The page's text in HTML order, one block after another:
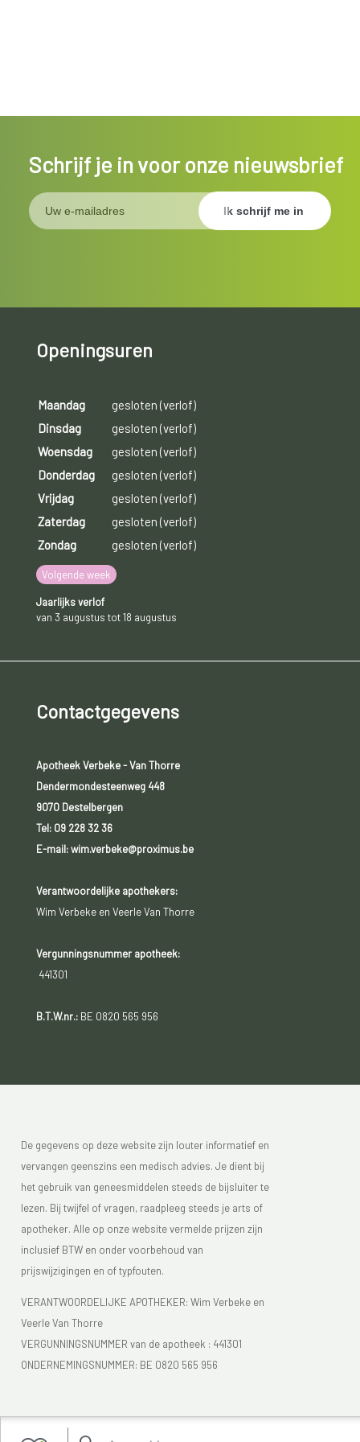
Schrijf je in voor onze nieuwsbrief
Openingsuren
Maandag
gesloten (verlof)
Dinsdag
gesloten (verlof)
Woensdag
gesloten (verlof)
Donderdag
gesloten (verlof)
Vrijdag
gesloten (verlof)
Zaterdag
gesloten (verlof)
Zondag
gesloten (verlof)
Volgende week
Jaarlijks verlof
van 3 augustus tot 18 augustus
Contactgegevens
Apotheek Verbeke - Van Thorre
Dendermondesteenweg 448
9070 Destelbergen
Tel: 09 228 32 36
E-mail: wim.verbeke@proximus.be
Verantwoordelijke apothekers:
Wim Verbeke en Veerle Van Thorre
Vergunningsnummer apotheek:
441301
B.T.W.nr.:BE 0820 565 956
De gegevens op deze website zijn louter informatief en
vervangen geenszins een medisch advies. Je dient bij
het gebruik van geneesmiddelen steeds de bijsluiter te
lezen. Bij twijfel of vragen, raadpleeg steeds je arts of
apotheker. Alle op onze website vermelde prijzen zijn
inclusief BTW en onder voorbehoud van
prijswijzigingen en of typfouten.
VERANTWOORDELIJKE APOTHEKER: Wim Verbeke en
Veerle Van Thorre
VERGUNNINGSNUMMER van de apotheek : 441301
ONDERNEMINGSNUMMER: BE 0820 565 956
Je vindt Apotheek Verbeke - Van Thorre in de FAGG lijst